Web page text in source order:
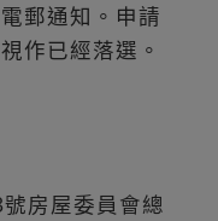
郵通知。申請
作已經落選。
房屋委員會總